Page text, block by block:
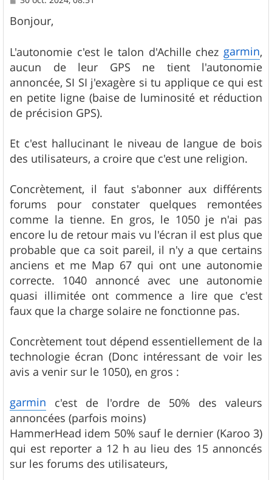
s
s
g
e
Bonjour,
L'autonomie c'est le talon d'Achille chez garmin,
aucun de leur GPS ne tient l'autonomie
annoncée, SI SI j'exagère si tu applique ce qui est
en petite ligne (baise de luminosité et réduction
de précision GPS).
Et c'est hallucinant le niveau de langue de bois
des utilisateurs, a croire que c'est une religion.
Concrètement, il faut s'abonner aux différents
forums pour constater quelques remontées
comme la tienne. En gros, le 1050 je n'ai pas
encore lu de retour mais vu l'écran il est plus que
probable que ca soit pareil, il n'y a que certains
anciens et me Map 67 qui ont une autonomie
correcte. 1040 annoncé avec une autonomie
quasi illimitée ont commence a lire que c'est
faux que la charge solaire ne fonctionne pas.
Concrètement tout dépend essentiellement de la
technologie écran (Donc intéressant de voir les
avis a venir sur le 1050), en gros :
garmin c'est de l'ordre de 50% des valeurs
annoncées (parfois moins)
HammerHead idem 50% sauf le dernier (Karoo 3)
qui est reporter a 12 h au lieu des 15 annoncés
sur les forums des utilisateurs,